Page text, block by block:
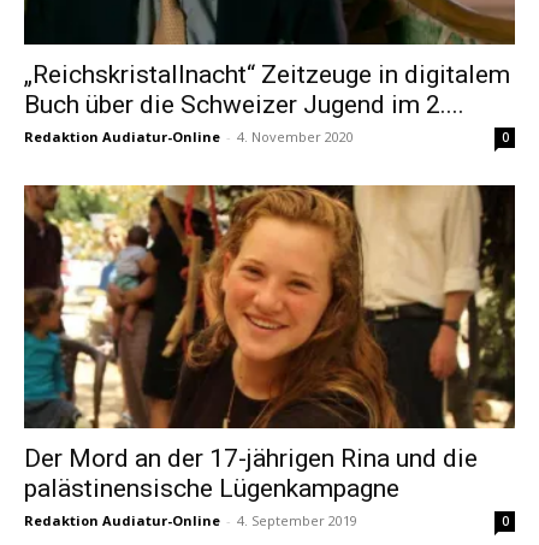
„Reichskristallnacht“ Zeitzeuge in digitalem
Buch über die Schweizer Jugend im 2....
Redaktion Audiatur-Online - 4. November 2020 0
Der Mord an der 17-jährigen Rina und die
palästinensische Lügenkampagne
Redaktion Audiatur-Online - 4. September 2019 0